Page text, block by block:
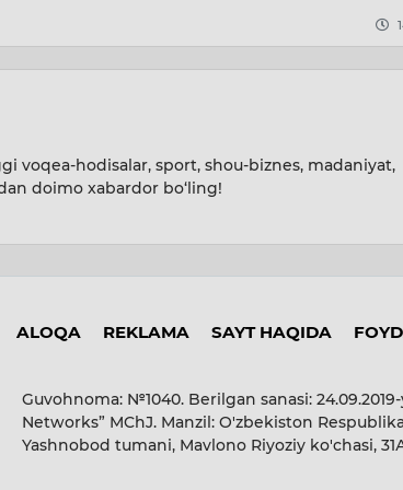
voqea-hodisalar, sport, shou-biznes, madaniyat,
doimo xabardor bo‘ling!
ALOQA REKLAMA SAYT HAQIDA
Guvohnoma: №1040. Berilgan sanasi: 24.09.2019-
Networks” MChJ. Manzil: O'zbekiston
Yashnobod tumani, Mavlono Riyoziy ko'chasi,